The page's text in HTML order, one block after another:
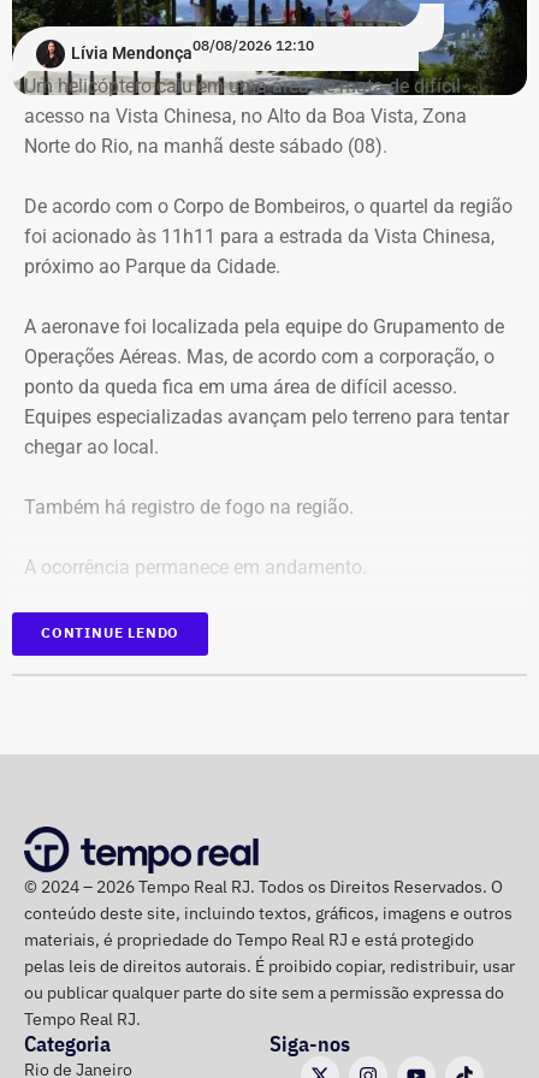
criança de 2 anos — Foto: Reprodução.
O pedido de Búzios à Justiça
Em caráter urgente, antes da apresentação da defesa das
empresas, a prefeitura solicitou:
Preservação integral dos registros dos nove perfis;
Identificação de anunciantes e financiadores;
Retirada das publicações relacionadas no processo;
Suspensão temporária de contas que não fossem
Proibição de distribuição paga por contas ainda não
campanha ou conjunto de dados.
No julgamento definitivo, o município pretende obter a
remoção permanente dos conteúdos considerados
ilícitos, a desativação das contas comprovadamente
falsas ou utilizadas continuamente para ilegalidades e a
exclusão de cópias idênticas das publicações.
A ação também busca obrigar os responsáveis a publicar
Para dar apoio às buscas do Corpo de Bombeiros, o
ICMBio informou que um pequeno e restrito trecho da
Estrada da Vista Chinesa, em frente ao pagode chinês da
Vista Chinesa, foi interditado. A Vista Chinesa fica dentro
do Parque Nacional da Tijuca
Lívia Mendonça08/08/2026 12:10
Um helicóptero caiu em uma área de mata de difícil
acesso na Vista Chinesa, no Alto da Boa Vista, Zona
Norte do Rio, na manhã deste sábado (08).
De acordo com o Corpo de Bombeiros, o quartel da região
foi acionado às 11h11 para a estrada da Vista Chinesa,
próximo ao Parque da Cidade.
A aeronave foi localizada pela equipe do Grupamento de
Operações Aéreas. Mas, de acordo com a corporação, o
ponto da queda fica em uma área de difícil acesso.
Equipes especializadas avançam pelo terreno para tentar
chegar ao local.
Também há registro de fogo na região.
A ocorrência permanece em andamento.
*Em atualização
CONTINUE LENDO
© 2024 – 2026 Tempo Real RJ. Todos os Direitos Reservados. O
conteúdo deste site, incluindo textos, gráficos, imagens e outros
materiais, é propriedade do Tempo Real RJ e está protegido
pelas leis de direitos autorais. É proibido copiar, redistribuir, usar
ou publicar qualquer parte do site sem a permissão expressa do
Tempo Real RJ.
Categoria
Rio de Janeiro
Siga-nos